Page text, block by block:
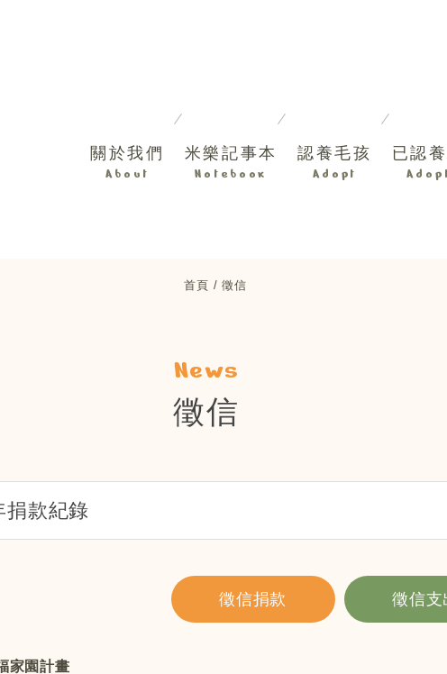
關於我們
About
米樂記事本
Notebook
認養毛孩
Adopt
已認
首頁 徵信
News
徵信
捐款紀錄
徵信捐款 徵信支
家園計畫